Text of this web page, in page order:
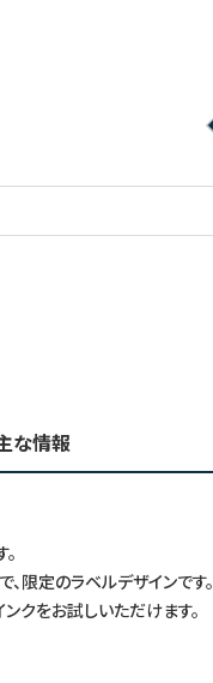
な情報
限定のラベルデザインです。
クをお試しいただけます。